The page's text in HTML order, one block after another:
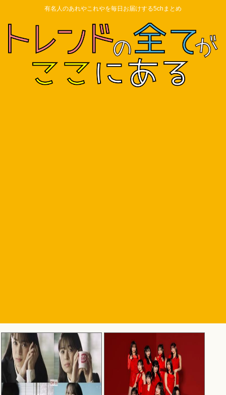
有名人のあれやこれやを毎日お届けする5chまとめ